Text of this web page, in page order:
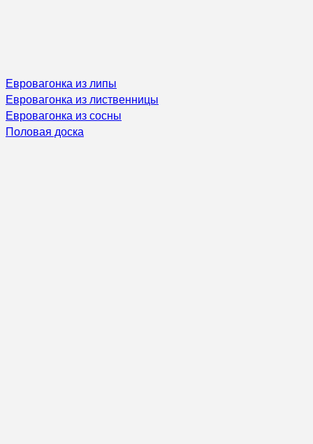
Евровагонка из липы
Евровагонка из лиственницы
Евровагонка из сосны
Половая доска